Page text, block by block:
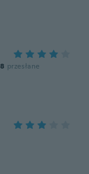
przesłane